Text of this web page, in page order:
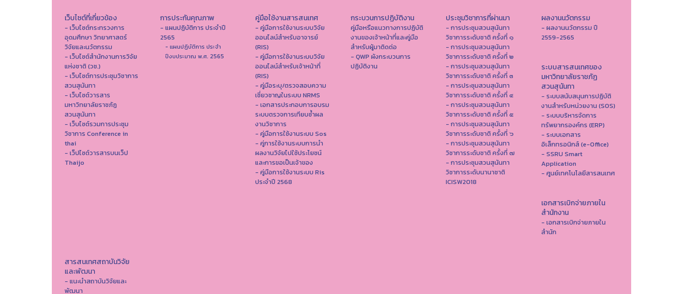
เว็บไซต์ที่เกี่ยวข้อง
- เว็บไซต์กระทรวงการ
อุดมศึกษา วิทยาศาสตร์
วิจัยและนวัตกรรม
- เว็บไซต์สำนักงานการวิจัย
แห่งชาติ (วช.)
- เว็บไซต์การประชุมวิชาการ
สวนสุนันทา
- เว็บไซต์วารสาร
มหาวิทยาลัยราชภัฏ
สวนสุนันทา
- เว็บไซต์รวมการประชุม
วิชาการ Conference in
thai
- เว็ปไซต์วารสารบนเว็ป
Thaijo
การประกันคุณภาพ
- แผนปฏิบัติการ ประจำปี
2565
- แผนปฏิบัติการ ประจำ
ปีงบประมาณ พ.ศ. 2565
คู่มือใช้งานสารสนเทศ
- คู่มือการใช้งานระบบวิจัย
ออนไลน์สำหรับอาจารย์
(RIS)
- คู่มือการใช้งานระบบวิจัย
ออนไลน์สำหรับเจ้าหน้าที่
(RIS)
- คู่มือระบุ/ตรวจสอบความ
เชี่ยวชาญในระบบ NRMS
- เอกสารประกอบการอบรม
ระบบตรวจการเทียบซ้ำผล
งานวิชาการ
- คู่มือการใช้งานระบบ Sos
- คู่การใช้งานระบบการนำ
ผลงานวิจัยไปใช้ประโยชน์
และการขอเป็นเจ้าของ
- คู่มือการใช้งานระบบ Ris
ประจำปี 2568
กระบวนการปฏิบัติงาน
คู่มือหรือแนวทางการปฏิบัติ
งานของเจ้าหน้าที่และคู่มือ
สำหรับผู้มาติดต่อ
- QWP ผังกระบวนการ
ปฏิบัติงาน
ประชุมวิชาการที่ผ่านมา
- การประชุมสวนสุนันทา
วิชาการระดับชาติ ครั้งที่ ๑
- การประชุมสวนสุนันทา
วิชาการระดับชาติ ครั้งที่ ๒
- การประชุมสวนสุนันทา
วิชาการระดับชาติ ครั้งที่ ๓
- การประชุมสวนสุนันทา
วิชาการระดับชาติ ครั้งที่ ๔
- การประชุมสวนสุนันทา
วิชาการระดับชาติ ครั้งที่ ๕
- การประชุมสวนสุนันทา
วิชาการระดับชาติ ครั้งที่ ๖
- การประชุมสวนสุนันทา
วิชาการระดับชาติ ครั้งที่ ๗
- การประชุมสวนสุนันทา
วิชาการระดับนานาชาติ
ICISW2018
ผลงานนวัตกรรม
- ผลงานนวัตกรรม ปี
2559-2565
ระบบสารสนเทศของ
มหาวิทยาลัยราชภัฏ
สวนสุนันทา
- ระบบสนับสนุนการปฏิบัติ
งานสำหรับหน่วยงาน (SOS)
- ระบบบริหารจัดการ
ทรัพยากรองค์กร (ERP)
- ระบบเอกสาร
อิเล็กทรอนิกส์ (e-Office)
- SSRU Smart
Application
- ศูนย์เทคโนโลยีสารสนเทศ
เอกสารเบิกจ่ายภายใน
สำนักงาน
- เอกสารเบิกจ่ายภายใน
สำนัก
สารสนเทศสถาบันวิจัย
และพัฒนา
- แนะนำสถาบันวิจัยและ
พัฒนา